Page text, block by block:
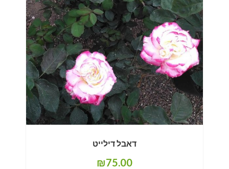
דאבל דילייט
₪75.00